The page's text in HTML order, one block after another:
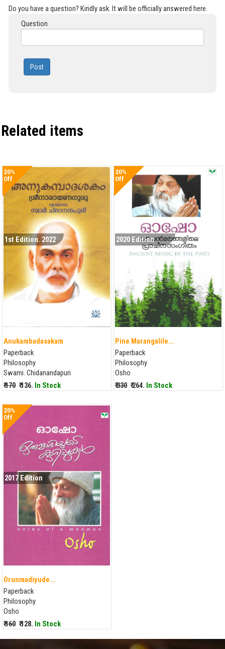
Do you have a question? Kindly ask. It will be officially answered here.
Question
Post
Related items
20%
Off
1st Edition. 2022
Anukambadasakam
Paperback
Philosophy
Swami. Chidanandapuri
₹ 170 ₹ 136. In Stock
20%
Off
2020 Edition
Pine Marangalile...
Paperback
Philosophy
Osho
₹ 330 ₹ 264. In Stock
20%
Off
2017 Edition
Orunmadiyude...
Paperback
Philosophy
Osho
₹ 160 ₹ 128. In Stock